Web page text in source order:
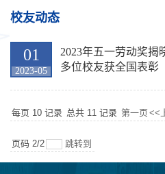
校友动态
01
2023-05
2023年五一劳动奖揭
多位校友获全国表彰
每页 10 记录 总共 11 记录 第一页 <<
页码 2/2 跳转到